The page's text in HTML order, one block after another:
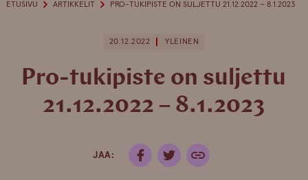
ETUSIVU ARTIKKELIT PRO-TUKIPISTE ON SULJETTU 21.12.2022 – 8.1.2023
20.12.2022 YLEINEN
Pro-tukipiste on suljettu
21.12.2022 – 8.1.2023
JAA: